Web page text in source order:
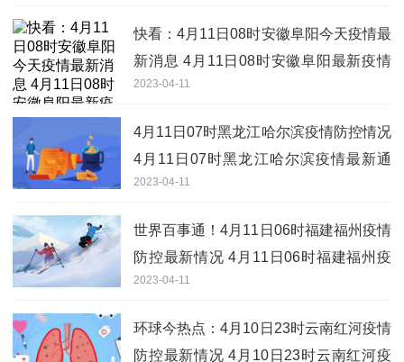
快看：4月11日08时安徽阜阳今天疫情最
新消息 4月11日08时安徽阜阳最新疫情
情况
2023-04-11
4月11日07时黑龙江哈尔滨疫情防控情况
4月11日07时黑龙江哈尔滨疫情最新通
知|全球滚动
2023-04-11
世界百事通！4月11日06时福建福州疫情
防控最新情况 4月11日06时福建福州疫
情最新通告
2023-04-11
环球今热点：4月10日23时云南红河疫情
防控最新情况 4月10日23时云南红河疫